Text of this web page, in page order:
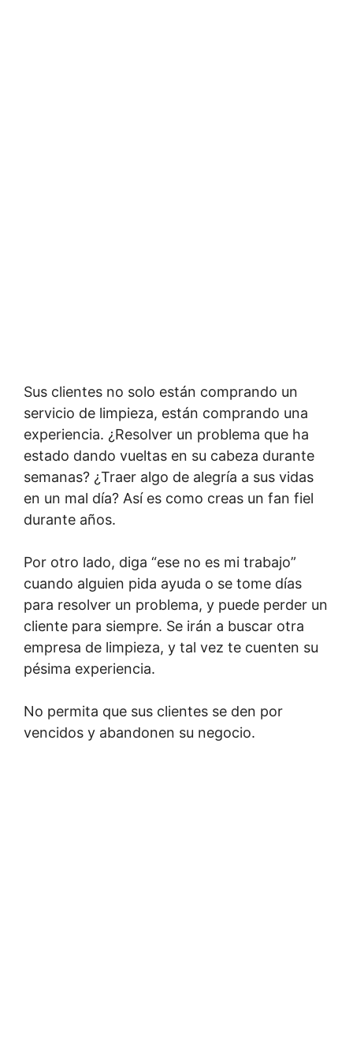
Sus clientes no solo están comprando un
servicio de limpieza, están comprando una
experiencia. ¿Resolver un problema que ha
estado dando vueltas en su cabeza durante
semanas? ¿Traer algo de alegría a sus vidas
en un mal día? Así es como creas un fan fiel
durante años.
Por otro lado, diga “ese no es mi trabajo”
cuando alguien pida ayuda o se tome días
para resolver un problema, y ​​puede perder un
cliente para siempre. Se irán a buscar otra
empresa de limpieza, y tal vez te cuenten su
pésima experiencia.
No permita que sus clientes se den por
vencidos y abandonen su negocio.